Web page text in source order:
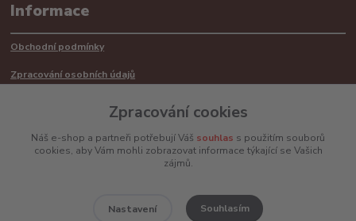
Informace
Obchodní podmínky
Zpracování osobních údajů
Mimosoudní řešení sporů ADR
Zpracování cookies
Náš e-shop a partneři potřebují Váš souhlas s použitím souborů
cookies, aby Vám mohli zobrazovat informace týkající se Vašich
zájmů.
Nastavení Souhlasím